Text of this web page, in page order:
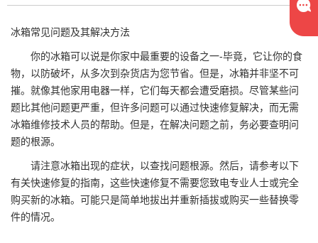
冰箱常见问题及其解决方法
你的冰箱可以说是你家中最重要的设备之一-毕竟，它让你的食
物，以防破坏，从多次到杂货店为您节省。但是，冰箱并非坚不可
摧。就像其他家用电器一样，它们每天都会遭受磨损。尽管某些问
题比其他问题更严重，但许多问题可以通过快速修复解决，而无需
冰箱维修技术人员的帮助。但是，在解决问题之前，务必要查明问
题的根源。
请注意冰箱出现的症状，以查找问题根源。然后，请参考以下
有关快速修复的指南，这些快速修复不需要您致电专业人士或完全
购买新的冰箱。可能只是简单地拔出并重新插拔或购买一些替换零
件的情况。